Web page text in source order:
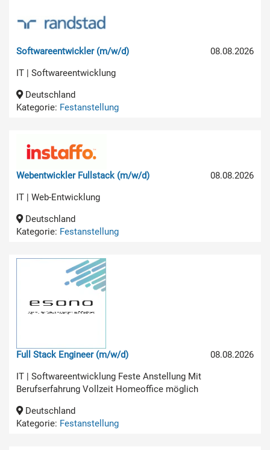
08.08.2026
Softwareentwickler (m/w/d)
IT | Softwareentwicklung
Deutschland
Kategorie: Festanstellung
08.08.2026
Webentwickler Fullstack (m/w/d)
IT | Web-Entwicklung
Deutschland
Kategorie: Festanstellung
08.08.2026
Full Stack Engineer (m/w/d)
IT | Softwareentwicklung Feste Anstellung Mit
Berufserfahrung Vollzeit Homeoffice möglich
Deutschland
Kategorie: Festanstellung